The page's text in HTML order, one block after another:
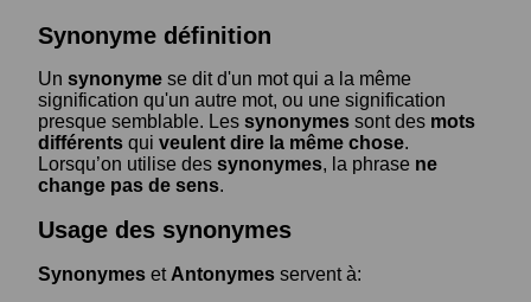
Synonyme définition
Un synonyme se dit d'un mot qui a la même
signification qu'un autre mot, ou une signification
presque semblable. Les synonymes sont des mots
différents qui veulent dire la même chose.
Lorsqu’on utilise des synonymes, la phrase ne
change pas de sens.
Usage des synonymes
Synonymes et Antonymes servent à: